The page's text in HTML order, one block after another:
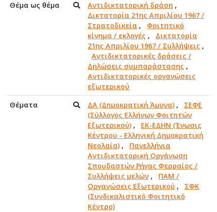
Θέμα ως θέμα
Αντιδικτατορική δράση ,
Δικτατορία 21ης Απριλίου 1967 /
Στρατοδικεία , Φοιτητικό
κίνημα / εκλογές , Δικτατορία
21ης Απριλίου 1967 / Συλλήψεις ,
Αντιδικτατορικές δράσεις /
Δηλώσεις συμπαράστασης ,
Αντιδικτατορικές οργανώσεις
εξωτερικού
Θέματα
ΔΑ (Δημοκρατική Άμυνα) , ΣΕΦΕ
(Σύλλογος Ελλήνων Φοιτητών
Εξωτερικού) , ΕΚ-ΕΔΗΝ (Ένωσις
Κέντρου - Ελληνική Δημοκρατική
Νεολαία) , Πανελλήνια
Αντιδικτατορική Οργάνωση
Σπουδαστών Ρήγας Φερραίος /
Συλλήψεις μελών , ΠΑΜ /
Οργανώσεις Εξωτερικού , ΣΦΚ
(Συνδικαλιστικό Φοιτητικό
Κέντρο)